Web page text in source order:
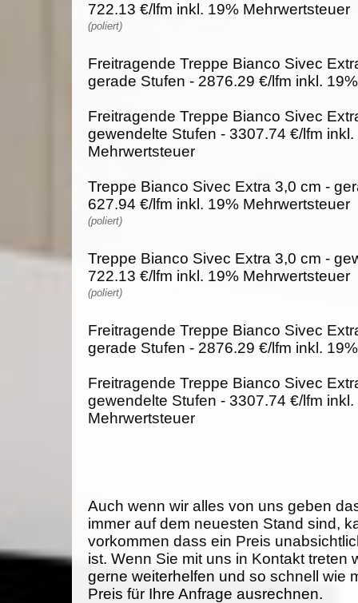
722.13 €/lfm inkl. 19% Mehrwertsteuer
(poliert)
Freitragende Treppe Bianco Sivec
gerade Stufen - 2876.29 €/lfm inkl.
Freitragende Treppe Bianco Sivec
gewendelte Stufen - 3307.74 €/lfm inkl.
Mehrwertsteuer
Treppe Bianco Sivec Extra 3,0 cm -
627.94 €/lfm inkl. 19% Mehrwertsteuer
(poliert)
Treppe Bianco Sivec Extra 3,0 cm -
722.13 €/lfm inkl. 19% Mehrwertsteuer
(poliert)
Freitragende Treppe Bianco Sivec
gerade Stufen - 2876.29 €/lfm inkl.
Freitragende Treppe Bianco Sivec
gewendelte Stufen - 3307.74 €/lfm inkl.
Mehrwertsteuer
Auch wenn wir alles von uns geben
immer auf dem neuesten Stand sind,
vorkommen dass ein Preis
ist. Wenn Sie mit uns in Kontakt treten
gerne weiterhelfen und so schnell wie
Preis für Ihre Anfrage ausrechnen.